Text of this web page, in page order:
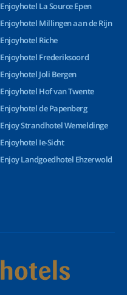
Enjoyhotel La Source Epen
Enjoyhotel Millingen aan de Rijn
Enjoyhotel Riche
Enjoyhotel Frederiksoord
Enjoyhotel Joli Bergen
Enjoyhotel Hof van Twente
Enjoyhotel de Papenberg
Enjoy Strandhotel Wemeldinge
Enjoyhotel Ie-Sicht
Enjoy Landgoedhotel Ehzerwold